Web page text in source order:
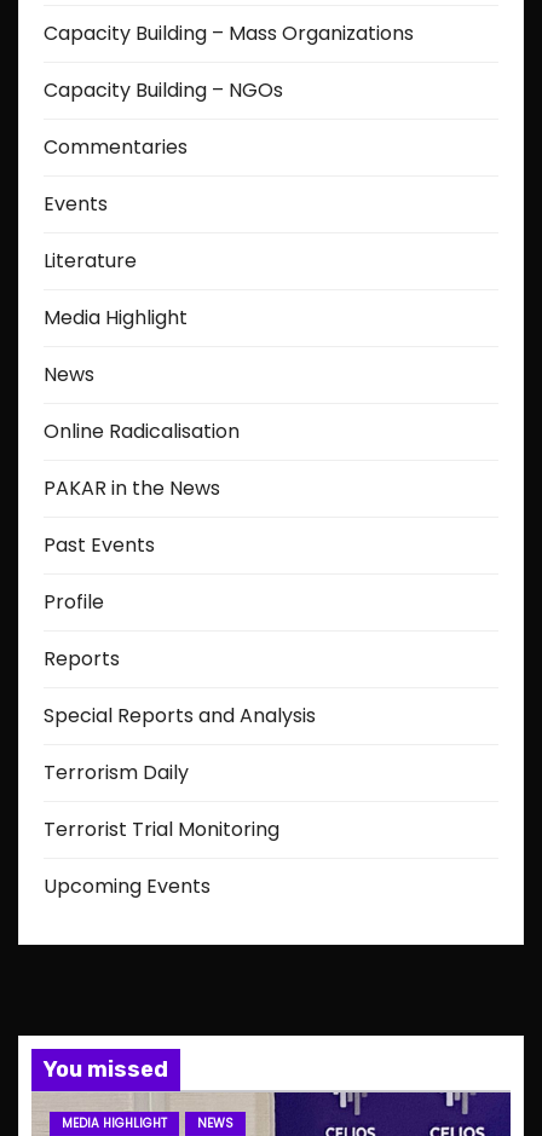
g
i
t
o
Capacity Building – Mass Organizations
Capacity Building – NGOs
Commentaries
Events
Literature
Media Highlight
News
Online Radicalisation
PAKAR in the News
Past Events
Profile
Reports
Special Reports and Analysis
Terrorism Daily
Terrorist Trial Monitoring
Upcoming Events
You missed
MEDIA HIGHLIGHT NEWS